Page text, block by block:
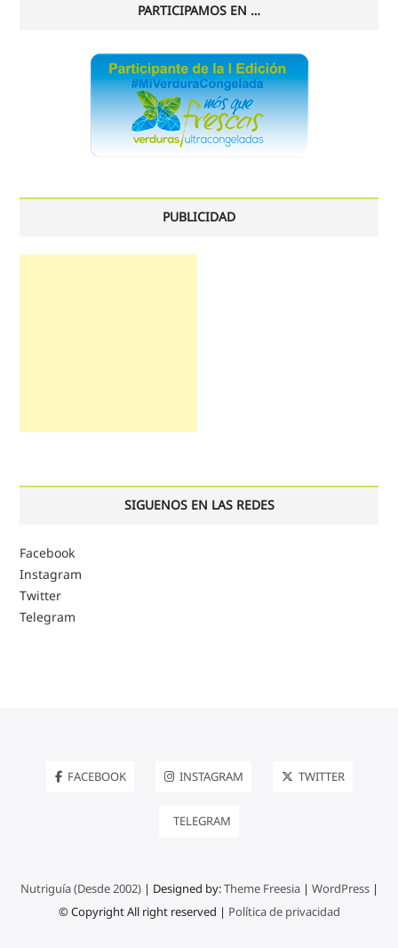
PARTICIPAMOS EN …
PUBLICIDAD
SIGUENOS EN LAS REDES
Facebook
Instagram
Twitter
Telegram
FACEBOOK INSTAGRAM TWITTER
TELEGRAM
Nutriguía (Desde 2002)| Designed by:Theme Freesia| WordPress|
© Copyright All right reserved | Política de privacidad